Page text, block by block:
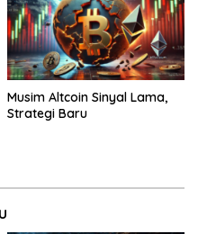
Musim Altcoin Sinyal Lama,
Strategi Baru